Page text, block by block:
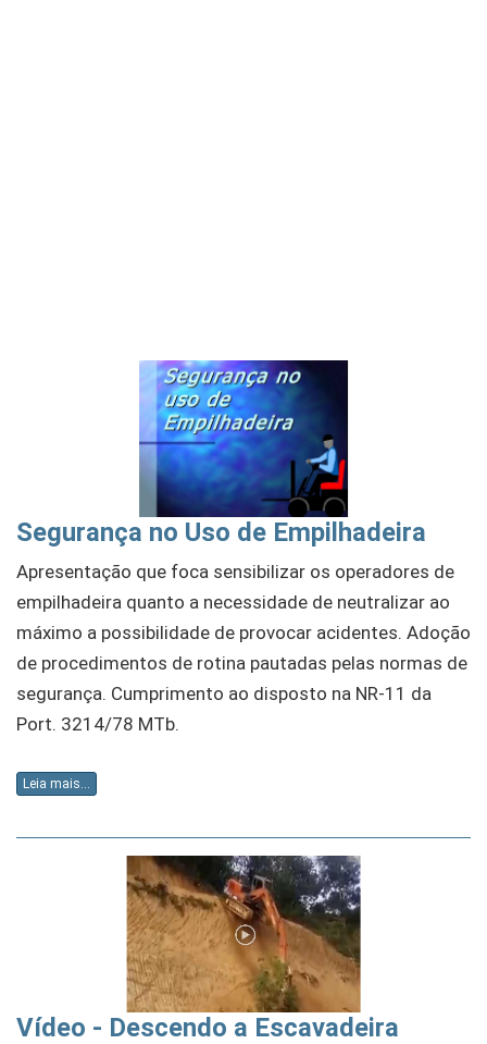
Segurança no Uso de Empilhadeira
Apresentação que foca sensibilizar os operadores de
empilhadeira quanto a necessidade de neutralizar ao
máximo a possibilidade de provocar acidentes. Adoção
de procedimentos de rotina pautadas pelas normas de
segurança. Cumprimento ao disposto na NR-11 da
Port. 3214/78 MTb.
Leia mais...
Vídeo - Descendo a Escavadeira